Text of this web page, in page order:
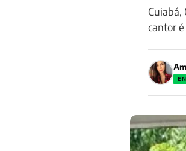
Cuiabá,
cantor